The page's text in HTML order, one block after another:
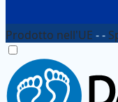
Prodotto nell'UE - -